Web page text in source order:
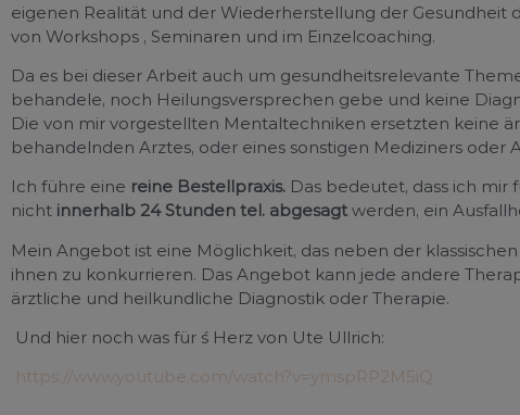
eigenen Realität und der Wiederherstellung der
von Workshops , Seminaren und im Einzelcoaching.
Da es bei dieser Arbeit auch um gesundheitsrelevante
behandele, noch Heilungsversprechen gebe und keine
Die von mir vorgestellten Mentaltechniken ersetzten keine
behandelnden Arztes, oder eines sonstigen Mediziners oder
Ich führe eine reine Bestellpraxis. Das bedeutet, dass ich
nicht innerhalb 24 Stunden tel. abgesagt werden, ein
Mein Angebot ist eine Möglichkeit, das neben der
ihnen zu konkurrieren. Das Angebot kann jede andere
ärztliche und heilkundliche Diagnostik oder Therapie.
Und hier noch was für ´s Herz von Ute Ullrich:
https://www.youtube.com/watch?v=ymspRP2M5iQ